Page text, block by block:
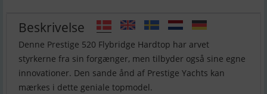
Beskrivelse
Denne Prestige 520 Flybridge Hardtop har arvet
styrkerne fra sin forgænger, men tilbyder også sine egne
innovationer. Den sande ånd af Prestige Yachts kan
mærkes i dette geniale topmodel.